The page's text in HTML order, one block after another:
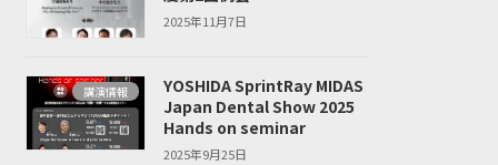
2025年11月7日
講演情報
YOSHIDA SprintRay MIDAS
Japan Dental Show 2025
Hands on seminar
2025年9月25日